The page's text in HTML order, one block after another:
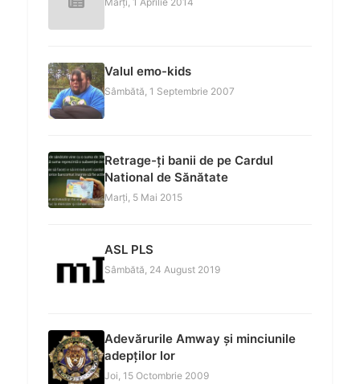
Valul emo-kids
Sâmbătă, 1 Septembrie 2007
Retrage-ți banii de pe Cardul
National de Sănătate
Marți, 5 Mai 2015
ASL PLS
Sâmbătă, 24 August 2019
Adevărurile Amway și minciunile
adepților lor
Joi, 15 Octombrie 2009